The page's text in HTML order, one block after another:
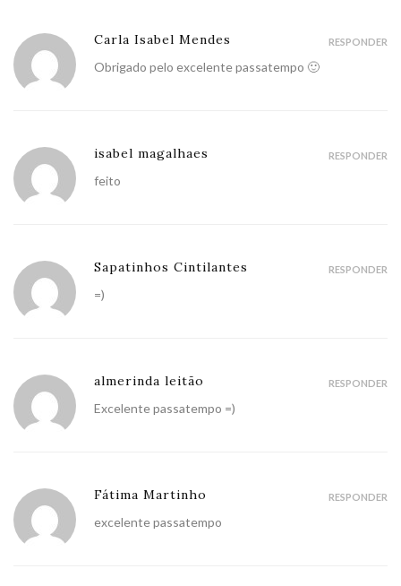
Carla Isabel Mendes
Obrigado pelo excelente passatempo 🙂
RESPONDER
isabel magalhaes
feito
RESPONDER
Sapatinhos Cintilantes
=)
RESPONDER
almerinda leitão
Excelente passatempo =)
RESPONDER
Fátima Martinho
excelente passatempo
RESPONDER